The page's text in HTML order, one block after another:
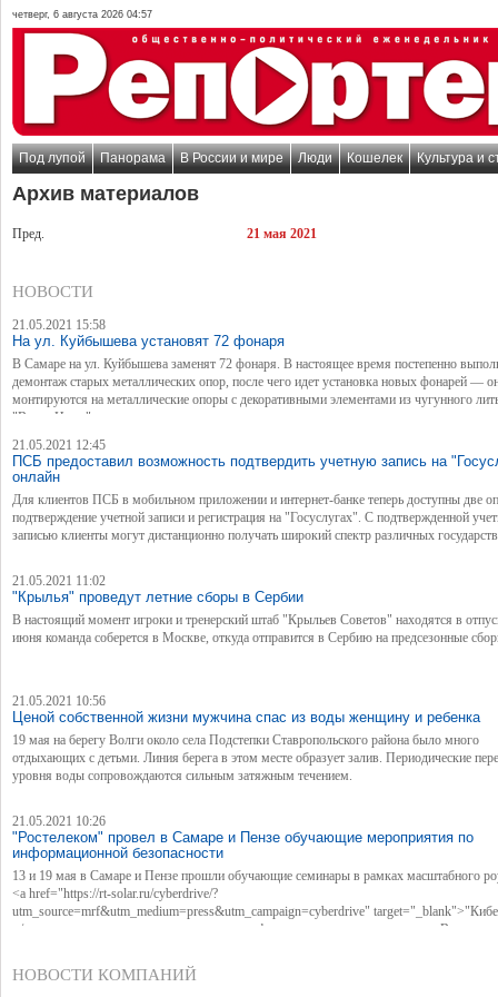
четверг, 6 августа 2026 04:57
Под лупой Панорама В России и мире Люди Кошелек Культура и
Архив материалов
Пред. 21 мая 2021
НОВОСТИ
21.05.2021 15:58
На ул. Куйбышева установят 72 фонаря
В Самаре на ул. Куйбышева заменят 72 фонаря. В настоящее время постепенно
демонтаж старых металлических опор, после чего идет установка новых фонарей —
монтируются на металлические опоры с декоративными элементами из чугунного
"Волга Ньюс".
21.05.2021 12:45
ПСБ предоставил возможность подтвердить учетную запись на
онлайн
Для клиентов ПСБ в мобильном приложении и интернет-банке теперь доступны две
подтверждение учетной записи и регистрация на "Госуслугах". С подтвержденной
записью клиенты могут дистанционно получать широкий спектр различных
21.05.2021 11:02
"Крылья" проведут летние сборы в Сербии
В настоящий момент игроки и тренерский штаб "Крыльев Советов" находятся в
июня команда соберется в Москве, откуда отправится в Сербию на предсезонные
21.05.2021 10:56
Ценой собственной жизни мужчина спас из воды женщину и ребенка
19 мая на берегу Волги около села Подстепки Ставропольского района было много
отдыхающих с детьми. Линия берега в этом месте образует залив. Периодические
уровня воды сопровождаются сильным затяжным течением.
21.05.2021 10:26
"Ростелеком" провел в Самаре и Пензе обучающие мероприятия по
информационной безопасности
13 и 19 мая в Самаре и Пензе прошли обучающие семинары в рамках масштабного
<a href="https://rt-solar.ru/cyberdrive/?
utm_source=mrf&utm_medium=press&utm_campaign=cyberdrive"
</a>, посвященного вопросам защиты от цифровых угроз и хакерских атак. В
банковской сферы, промышленности, энергетики и других отраслей. Эксперты
рассказали гостям "КиберДрайва" о новых угрозах информационной безопасности
НОВОСТИ КОМПАНИЙ